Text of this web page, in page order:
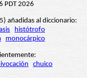
PDT 2026
añadidas al diccionario:
histótrofo
monocárpico
chuico